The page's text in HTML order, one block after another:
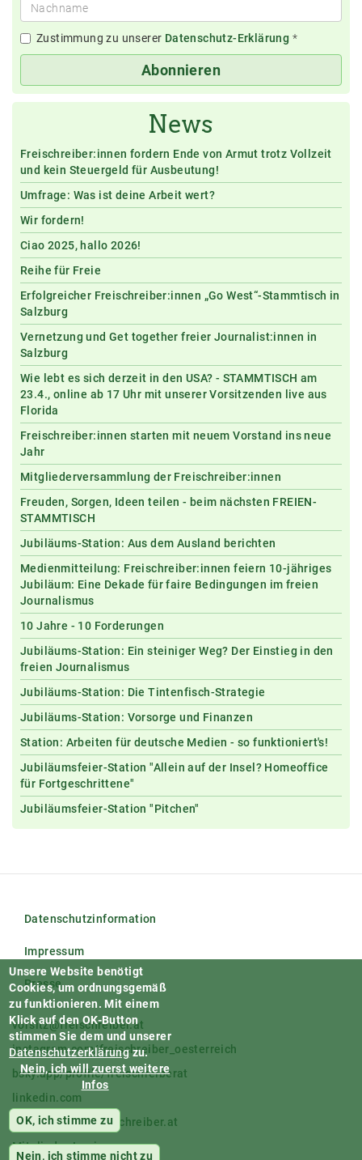
Zustimmung zu unserer Datenschutz-Erklärung *
Abonnieren
News
Freischreiber:innen fordern Ende von Armut trotz Vollzeit
und kein Steuergeld für Ausbeutung!
Umfrage: Was ist deine Arbeit wert?
Wir fordern!
Ciao 2025, hallo 2026!
Reihe für Freie
Erfolgreicher Freischreiber:innen „Go West“-Stammtisch in
Salzburg
Vernetzung und Get together freier Journalist:innen in
Salzburg
Wie lebt es sich derzeit in den USA? - STAMMTISCH am
23.4., online ab 17 Uhr mit unserer Vorsitzenden live aus
Florida
Freischreiber:innen starten mit neuem Vorstand ins neue
Jahr
Mitgliederversammlung der Freischreiber:innen
Freuden, Sorgen, Ideen teilen - beim nächsten FREIEN-
STAMMTISCH
Jubiläums-Station: Aus dem Ausland berichten
Medienmitteilung: Freischreiber:innen feiern 10-jähriges
Jubiläum: Eine Dekade für faire Bedingungen im freien
Journalismus
10 Jahre - 10 Forderungen
Jubiläums-Station: Ein steiniger Weg? Der Einstieg in den
freien Journalismus
Jubiläums-Station: Die Tintenfisch-Strategie
Jubiläums-Station: Vorsorge und Finanzen
Station: Arbeiten für deutsche Medien - so funktioniert's!
Jubiläumsfeier-Station "Allein auf der Insel? Homeoffice
für Fortgeschrittene"
Jubiläumsfeier-Station "Pitchen"
Datenschutzinformation
Impressum
Presse
vorsitz@freischreiber.at
instagram.com/freischreiber_oesterreich
bsky.app/profile/freischreiberat
linkedin.com
facebook.com/freischreiber.at
Mitglieder-Login
Unsere Website benötigt
Cookies, um ordnungsgemäß
zu funktionieren. Mit einem
Klick auf den OK-Button
stimmen Sie dem und unserer
Datenschutzerklärungzu.
Nein, ich will zuerst weitere
Infos
OK, ich stimme zu
Nein, ich stimme nicht zu